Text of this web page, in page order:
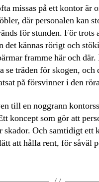
missas på ett kontor är
där personalen kan
för stunden. För trots
det kännas rörigt och
framme här och
se träden för skogen,
på försvinner i den
till en noggrann
koncept som gör att
skador. Och samtidigt ett
att hålla rent, för såväl